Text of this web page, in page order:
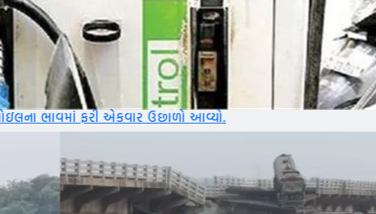
ઉછાળો આવ્યો.